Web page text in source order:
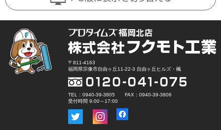
〒811-4163
福岡県宗像市自由ヶ丘11-22-3 自由ヶ丘ヒルズ・楓
TEL：0940-39-3805 FAX：0940-39-3806
受付時間 9:00～17:00